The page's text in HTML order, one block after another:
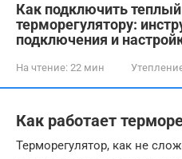
Как подключить
терморегулятору:
подключения и
На чтение: 22 мин
Как работает
Терморегулятор, как не